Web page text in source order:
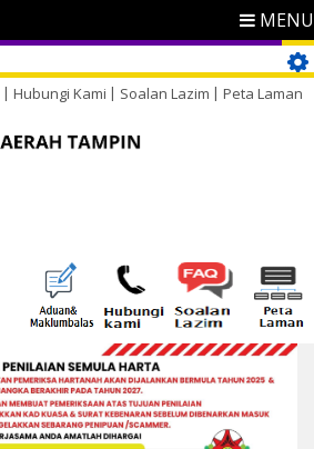
MENU
Hubungi Kami Soalan Lazim Peta Laman